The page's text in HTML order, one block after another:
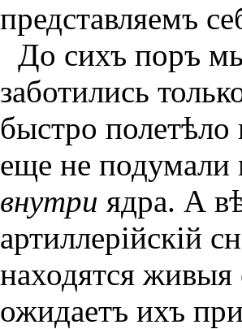
представляемъ
До сихъ поръ
заботились
быстро
еще не подумали
внутри ядра. А
артиллерiйскiй
находятся
ожидаетъ ихъ